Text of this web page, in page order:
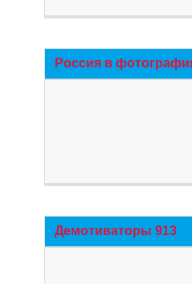
Россия в
Демотиваторы 913